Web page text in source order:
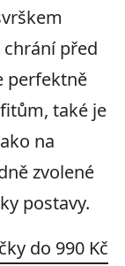
před
perfektně
také je
na
zvolené
postavy.
do 990 Kč